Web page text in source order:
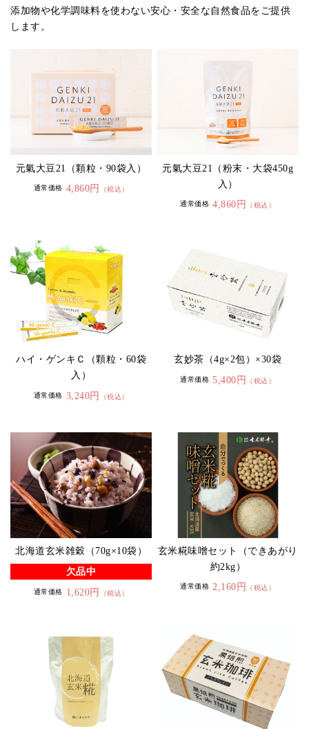
添加物や化学調味料を使わない安心・安全な自然食品をご提供
します。
元氣大豆21（顆粒・90袋入）
通常価格 4,860円 （税込）
元氣大豆21（粉末・大袋450g
入）
通常価格 4,860円 （税込）
ハイ・ゲンキＣ（顆粒・60袋
入）
通常価格 3,240円 （税込）
玄妙茶（4g×2包）×30袋
通常価格 5,400円 （税込）
北海道玄米雑穀（70g×10袋）
欠品中
通常価格 1,620円 （税込）
玄米糀味噌セット（できあがり
約2kg）
通常価格 2,160円 （税込）